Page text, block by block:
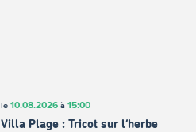
le 10.08.2026à 15:00
Villa Plage : Tricot sur l’herbe